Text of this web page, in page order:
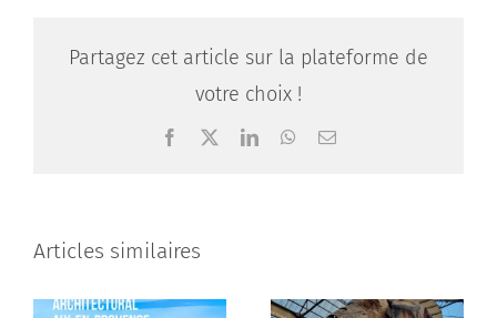
Partagez cet article sur la plateforme de
votre choix !
Facebook LinkedInWhatsApp
Email
Articles similaires